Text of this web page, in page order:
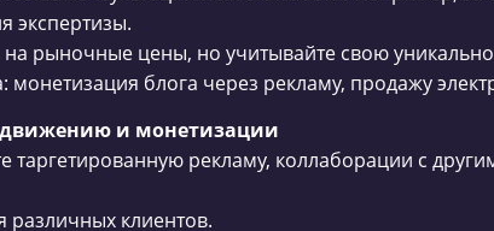
экспертизы.
на рыночные цены, но учитывайте свою
блога через рекламу, продажу
и монетизации
таргетированную рекламу, коллаборации с
различных клиентов.